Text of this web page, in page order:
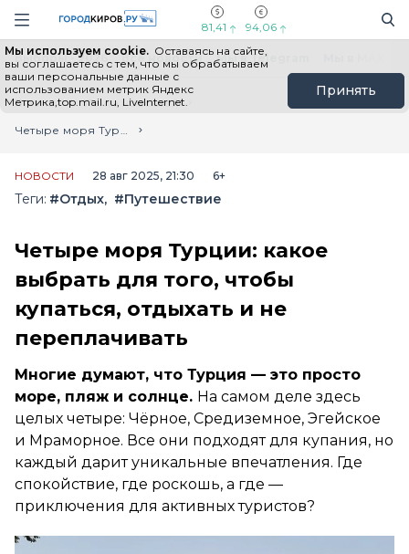
Навигация сайта
81,41 94,06
Мы используем cookie. Оставаясь на сайте,
вы соглашаетесь с тем, что мы обрабатываем
ваши персональные данные с
использованием метрик Яндекс
Метрика,top.mail.ru, LiveInternet.
Принять
Выборы - 2026 Все новости Мы в Telegram
Главная
Лента новостей
Четыре моря Турции: какое выбрать для того, чтобы купаться, отдыхать и не переплачивать
НОВОСТИ 28 авг 2025, 21:30 6+
Теги: #Отдых #Путешествие
Четыре моря Турции: какое
выбрать для того, чтобы
купаться, отдыхать и не
переплачивать
Многие думают, что Турция — это просто
море, пляж и солнце. На самом деле здесь
целых четыре: Чёрное, Средиземное, Эгейское
и Мраморное. Все они подходят для купания, но
каждый дарит уникальные впечатления. Где
спокойствие, где роскошь, а где —
приключения для активных туристов?